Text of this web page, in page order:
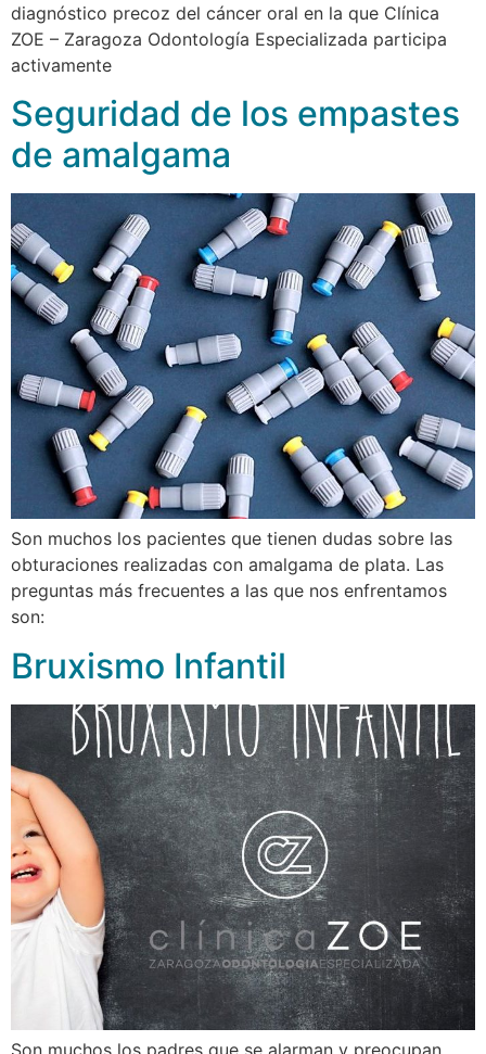
diagnóstico precoz del cáncer oral en la que Clínica
ZOE – Zaragoza Odontología Especializada participa
activamente
Seguridad de los empastes
de amalgama
Son muchos los pacientes que tienen dudas sobre las
obturaciones realizadas con amalgama de plata. Las
preguntas más frecuentes a las que nos enfrentamos
son:
Bruxismo Infantil
Son muchos los padres que se alarman y preocupan